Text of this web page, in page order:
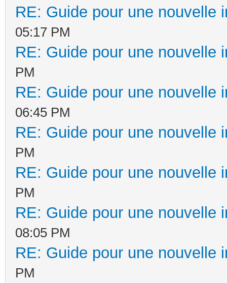
RE: Guide pour une nouvelle
05:17 PM
RE: Guide pour une nouvelle
PM
RE: Guide pour une nouvelle
06:45 PM
RE: Guide pour une nouvelle
PM
RE: Guide pour une nouvelle
PM
RE: Guide pour une nouvelle
08:05 PM
RE: Guide pour une nouvelle
PM